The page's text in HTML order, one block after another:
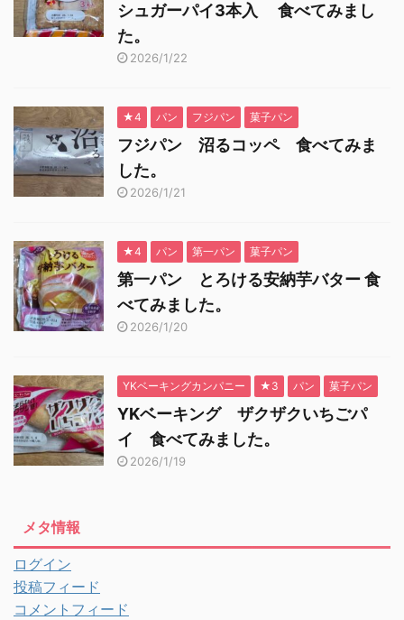
シュガーパイ3本入 食べてみまし
た。
2026/1/22
★4 パン フジパン 菓子パン
フジパン 沼るコッペ 食べてみま
した。
2026/1/21
★4 パン 第一パン 菓子パン
第一パン とろける安納芋バター 食
べてみました。
2026/1/20
YKベーキングカンパニー ★3 パン 菓子パン
YKベーキング ザクザクいちごパ
イ 食べてみました。
2026/1/19
メタ情報
ログイン
投稿フィード
コメントフィード